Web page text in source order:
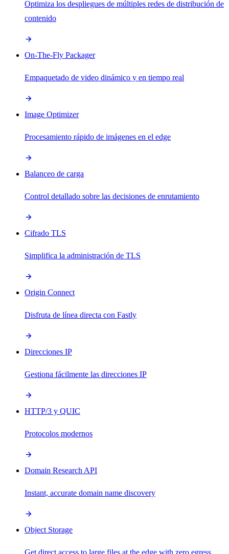
Optimiza los despliegues de múltiples redes de distribución de
contenido
On-The-Fly Packager
Empaquetado de video dinámico y en tiempo real
Image Optimizer
Procesamiento rápido de imágenes en el edge
Balanceo de carga
Control detallado sobre las decisiones de enrutamiento
Cifrado TLS
Simplifica la administración de TLS
Origin Connect
Disfruta de línea directa con Fastly
Direcciones IP
Gestiona fácilmente las direcciones IP
HTTP/3 y QUIC
Protocolos modernos
Domain Research API
Instant, accurate domain name discovery
Object Storage
Get direct access to large files at the edge with zero egress